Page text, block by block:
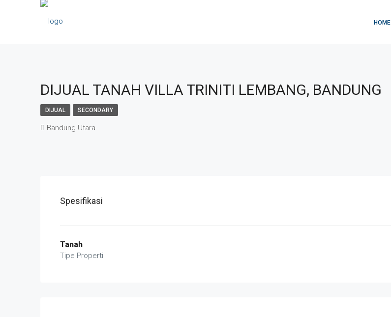
HOME
DIJUAL TANAH VILLA TRINITI LEMBANG, BANDUNG
DIJUAL SECONDARY
Bandung Utara
Spesifikasi
Tanah
Tipe Properti